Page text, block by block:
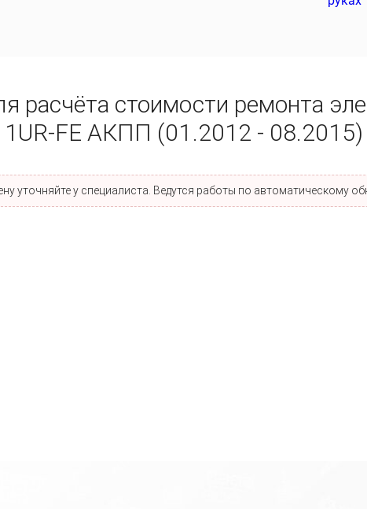
расчёта стоимости ремонта
FE АКПП (01.2012 - 08.2015)
уточняйте у специалиста. Ведутся работы по автоматическому